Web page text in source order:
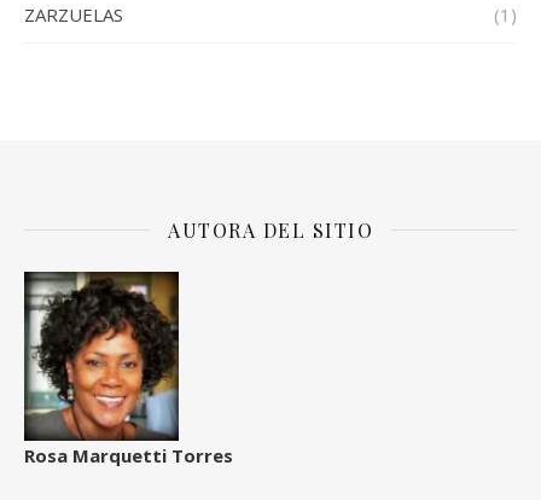
ZARZUELAS (1)
AUTORA DEL SITIO
Rosa Marquetti Torres